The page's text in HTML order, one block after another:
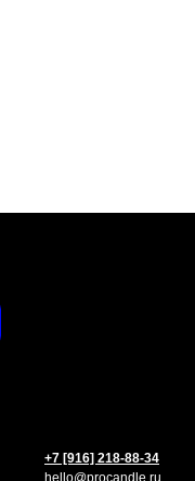
+7 [916] 218-88-34
hello@procandle.ru